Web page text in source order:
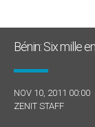
Bénin: Six mille
NOV 10, 2011 00:00
ZENIT STAFF